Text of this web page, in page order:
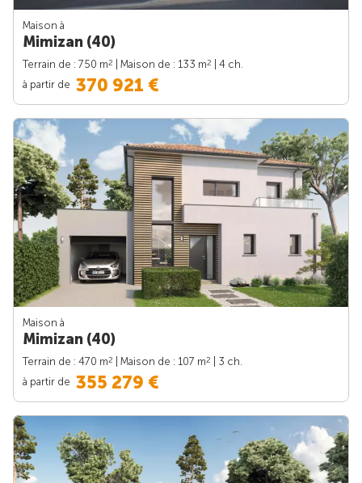
Maison à
Mimizan (40)
Terrain de : 750 m2 | Maison de : 133 m2
| 4 ch.
à partir de 370 921 €
Maison à
Mimizan (40)
Terrain de : 470 m2 | Maison de : 107 m2
| 3 ch.
à partir de 355 279 €